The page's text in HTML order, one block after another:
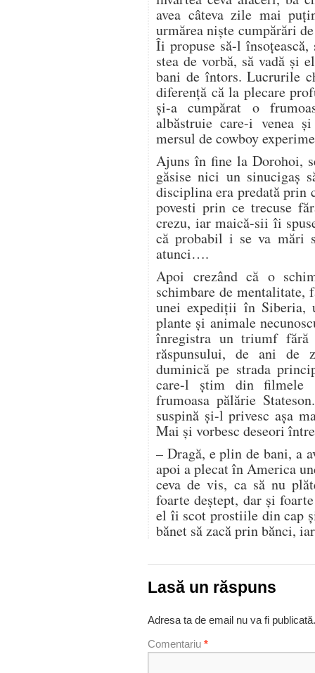
avea câteva zile mai
urmărea nişte cumpărări
Îi propuse să-l
stea de vorbă, să vadă şi
bani de întors. Lucrurile
diferenţă că la plecare
şi-a cumpărat o
albăstruie care-i venea
mersul de cowboy
Ajuns în fine la Dorohoi,
găsise nici un sinucigaş
disciplina era predată prin
povesti prin ce trecuse
crezu, iar maică-sii îi
că probabil i se va mări
atunci….
Apoi crezând că o
schimbare de mentalitate,
unei expediţii în Siberia,
plante şi animale
înregistra un triumf fără
răspunsului, de ani de
duminică pe strada
care-l ştim din filmele
frumoasa pălărie
suspină şi-l privesc aşa
Mai şi vorbesc deseori
– Dragă, e plin de bani, a
apoi a plecat în America
ceva de vis, ca să nu
foarte deştept, dar şi
el îi scot prostiile din cap
bănet să zacă prin bănci,
Lasă un răspuns
Adresa ta de email nu va fi publicată.
Comentariu *